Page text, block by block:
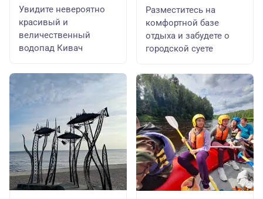
Увидите невероятно
красивый и
величественный
водопад Кивач
Разместитесь на
комфортной базе
отдыха и забудете о
городской суете